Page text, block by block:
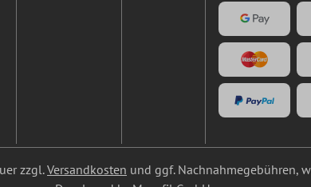
zzgl.Versandkosten und ggf. Nachnahmegebühren,